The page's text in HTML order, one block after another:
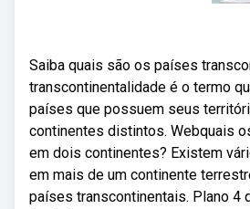
Saiba quais são os países
transcontinentalidade é o termo
países que possuem seus
continentes distintos. Webquais
em dois continentes? Existem
em mais de um continente
países transcontinentais. Plano 4